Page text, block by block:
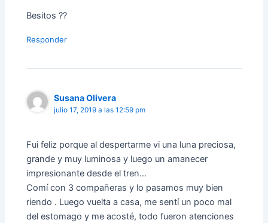
Besitos ??
Responder
Susana Olivera
julio 17, 2019 a las 12:59 pm
Fui feliz porque al despertarme vi una luna preciosa,
grande y muy luminosa y luego un amanecer
impresionante desde el tren…
Comí con 3 compañeras y lo pasamos muy bien
riendo . Luego vuelta a casa, me sentí un poco mal
del estomago y me acosté, todo fueron atenciones